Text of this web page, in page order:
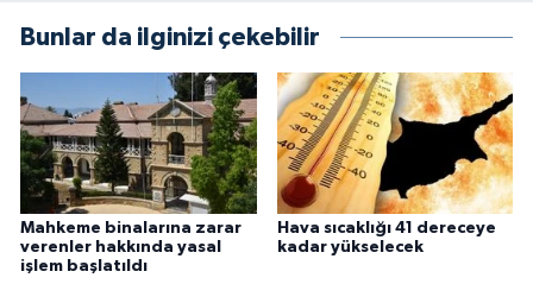
Bunlar da ilginizi çekebilir
Mahkeme binalarına zarar
verenler hakkında yasal
işlem başlatıldı
Hava sıcaklığı 41 dereceye
kadar yükselecek